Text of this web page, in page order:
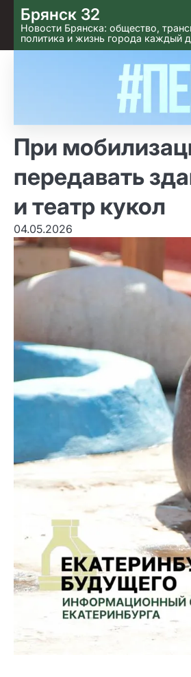
Skip
to content
Брянск 32
Новости Брянска: общество,
политика и жизнь города каждый
При
передавать
и театр кукол
04.05.2026